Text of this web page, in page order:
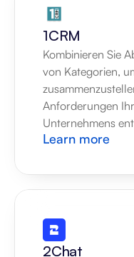
1CRM
Kombinieren Sie
von Kategorien,
Anforderungen
Unternehmens
Learn more
2Chat